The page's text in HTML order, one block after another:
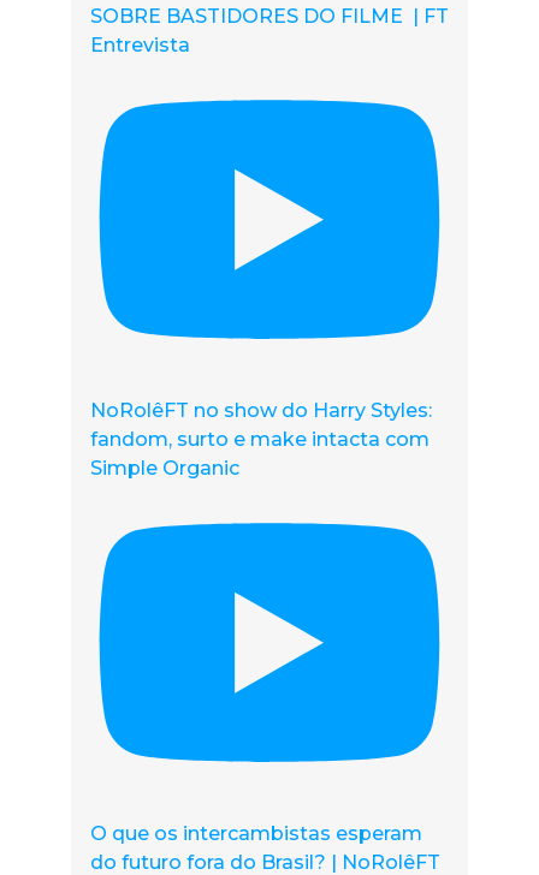
SOBRE BASTIDORES DO FILME | FT
Entrevista
NoRolêFT no show do Harry Styles:
fandom, surto e make intacta com
Simple Organic
O que os intercambistas esperam
do futuro fora do Brasil? | NoRolêFT